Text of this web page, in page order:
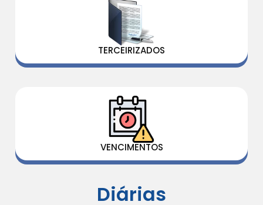
TERCEIRIZADOS
VENCIMENTOS
Diárias